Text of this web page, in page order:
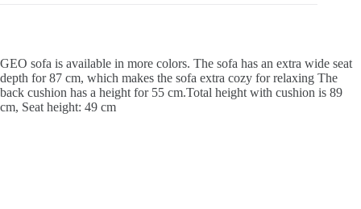
GEO sofa is available in more colors. The sofa has an extra wide seat
depth for 87 cm, which makes the sofa extra cozy for relaxing The
back cushion has a height for 55 cm.Total height with cushion is 89
cm, Seat height: 49 cm